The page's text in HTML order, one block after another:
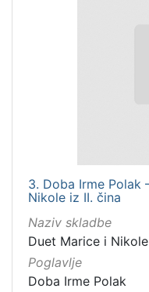
3. Doba Irme Polak
Nikole iz II. čina
Naziv skladbe
Duet Marice i
Poglavlje
Doba Irme Polak